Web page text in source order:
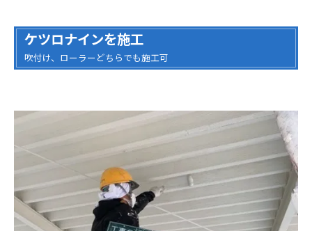
ケツロナインを施工
吹付け、ローラーどちらでも施工可